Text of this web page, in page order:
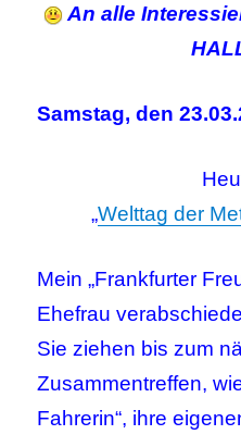
An alle
Samstag, den
„Welttag der
Mein „Frankfurter
Ehefrau
Sie ziehen bis zum
Zusammentreffen,
Fahrerin“, ihre